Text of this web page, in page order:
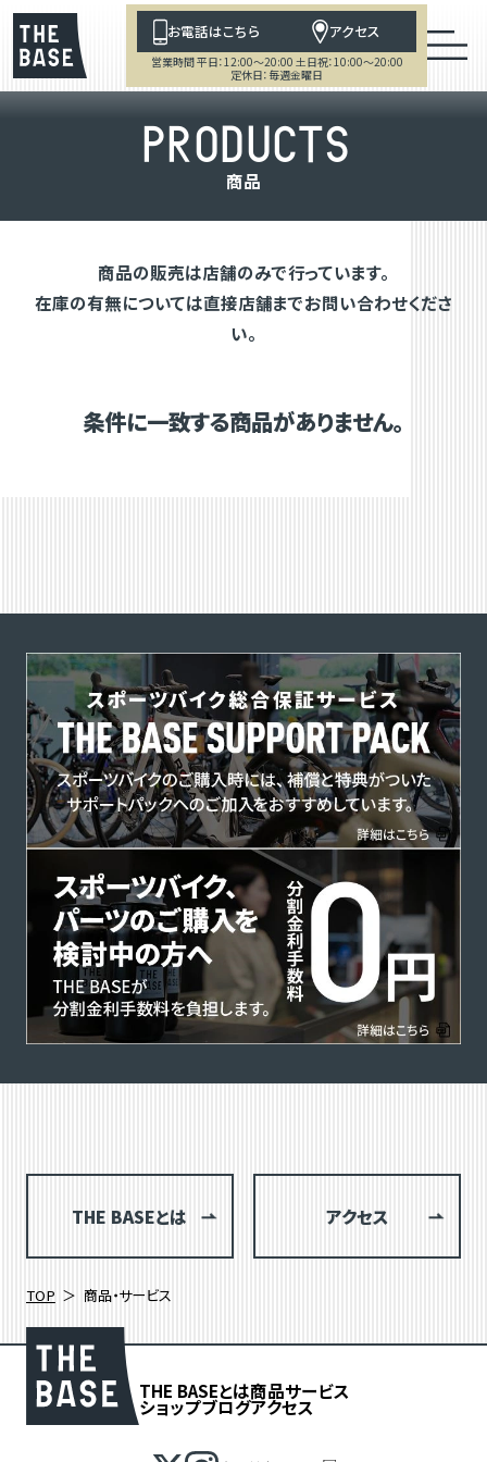
お電話はこちら アクセス
営業時間 平日：12:00～20:00 土日祝：10:00～20:00
定休日：毎週金曜日
PRODUCTS
商品
商品の販売は店舗のみで行っています。
在庫の有無については直接店舗までお問い合わせくださ
い。
条件に一致する商品がありません。
THE BASEとは アクセス
TOP 商品・サービス
THE BASEとは商品サービス
ショップブログアクセス